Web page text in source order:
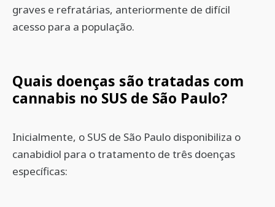
graves e refratárias, anteriormente de difícil
acesso para a população.
Quais doenças são tratadas com
cannabis no SUS de São Paulo?
Inicialmente, o SUS de São Paulo disponibiliza o
canabidiol para o tratamento de três doenças
específicas: